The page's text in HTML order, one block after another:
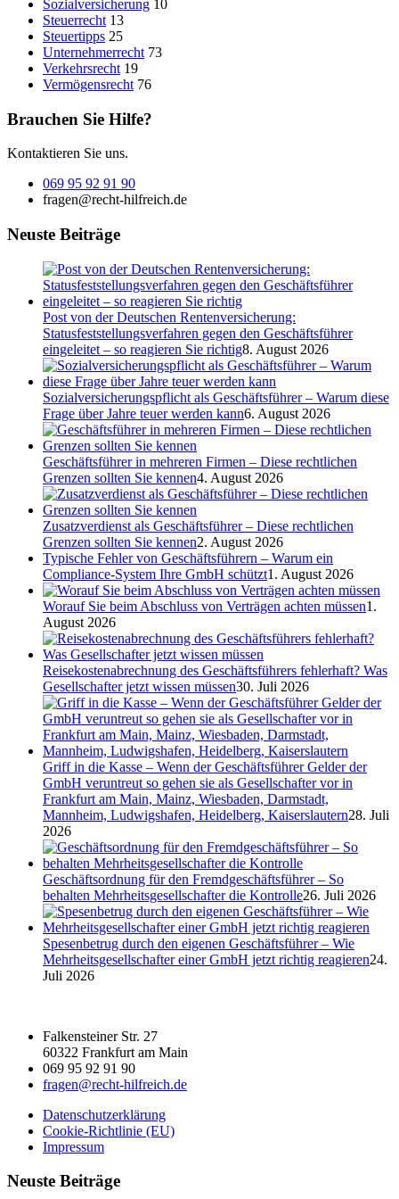
Sozialversicherung 10
Steuerrecht 13
Steuertipps 25
Unternehmerrecht 73
Verkehrsrecht 19
Vermögensrecht 76
Brauchen Sie Hilfe?
Kontaktieren Sie uns.
069 95 92 91 90
fragen@recht-hilfreich.de
Neuste Beiträge
Post von der Deutschen Rentenversicherung:
Statusfeststellungsverfahren gegen den Geschäftsführer
eingeleitet – so reagieren Sie richtig8. August 2026
Sozialversicherungspflicht als Geschäftsführer – Warum diese
Frage über Jahre teuer werden kann6. August 2026
Geschäftsführer in mehreren Firmen – Diese rechtlichen
Grenzen sollten Sie kennen4. August 2026
Zusatzverdienst als Geschäftsführer – Diese rechtlichen
Grenzen sollten Sie kennen2. August 2026
Typische Fehler von Geschäftsführern – Warum ein
Compliance-System Ihre GmbH schützt1. August 2026
Worauf Sie beim Abschluss von Verträgen achten müssen1.
August 2026
Reisekostenabrechnung des Geschäftsführers fehlerhaft? Was
Gesellschafter jetzt wissen müssen30. Juli 2026
Griff in die Kasse – Wenn der Geschäftsführer Gelder der
GmbH veruntreut so gehen sie als Gesellschafter vor in
Frankfurt am Main, Mainz, Wiesbaden, Darmstadt,
Mannheim, Ludwigshafen, Heidelberg, Kaiserslautern28. Juli
2026
Geschäftsordnung für den Fremdgeschäftsführer – So
behalten Mehrheitsgesellschafter die Kontrolle26. Juli 2026
Spesenbetrug durch den eigenen Geschäftsführer – Wie
Mehrheitsgesellschafter einer GmbH jetzt richtig reagieren24.
Juli 2026
Falkensteiner Str. 27
60322 Frankfurt am Main
069 95 92 91 90
fragen@recht-hilfreich.de
Datenschutzerklärung
Cookie-Richtlinie (EU)
Impressum
Neuste Beiträge